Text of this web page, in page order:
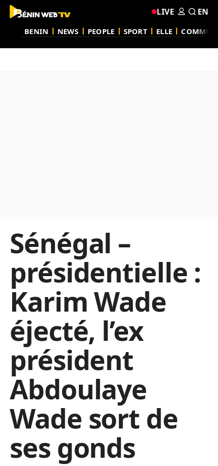
BENIN NEWS PEOPLE SPORT ELLE
LIVE EN
Sénégal –
présidentielle :
Karim Wade
éjecté, l’ex
président
Abdoulaye
Wade sort de
ses gonds